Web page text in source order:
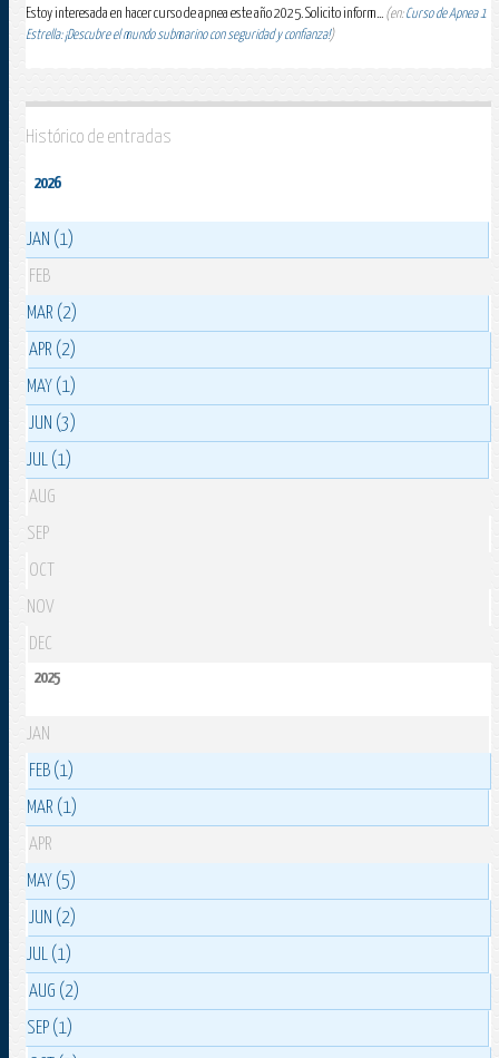
Estoy interesada en hacer curso de apnea este año 2025. Solicito inform... (en:Curso de Apnea 1
Estrella: ¡Descubre el mundo submarino con seguridad y confianza!)
Histórico de entradas
2026
JAN (1)
FEB
MAR (2)
APR (2)
MAY (1)
JUN (3)
JUL (1)
AUG
SEP
OCT
NOV
DEC
2025
JAN
FEB (1)
MAR (1)
APR
MAY (5)
JUN (2)
JUL (1)
AUG (2)
SEP (1)